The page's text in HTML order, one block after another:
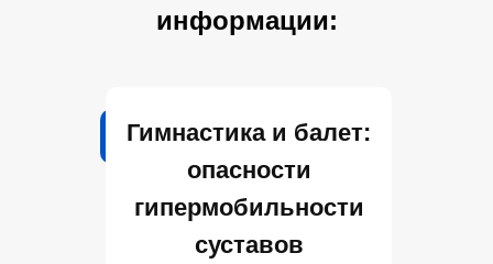
Гимнастика и балет:
опасности
гипермобильности
суставов
информации: